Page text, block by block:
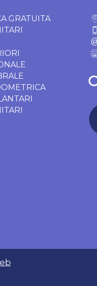
GRATUITA